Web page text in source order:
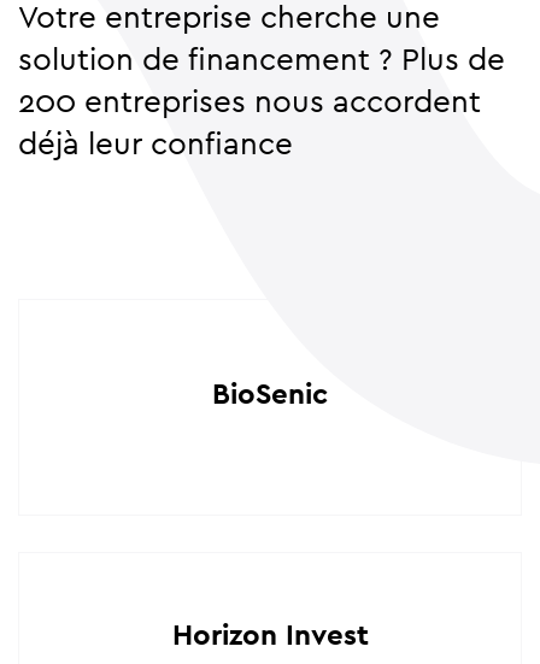
Votre entreprise cherche une
solution de financement ? Plus de
200 entreprises nous accordent
déjà leur confiance
BioSenic
Horizon Invest